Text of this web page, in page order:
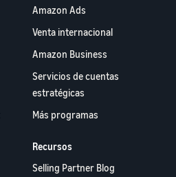
Amazon Ads
Venta internacional
Amazon Business
Servicios de cuentas
estratégicas
Más programas
Recursos
Selling Partner Blog